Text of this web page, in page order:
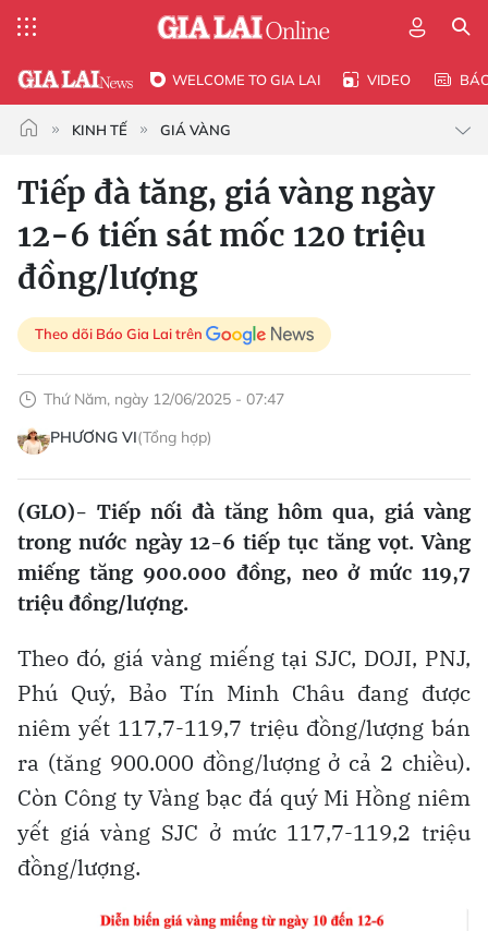
WELCOME TO GIA LAI VIDEO
KINH TẾ GIÁ VÀNG
Tiếp đà tăng, giá vàng ngày
12-6 tiến sát mốc 120 triệu
đồng/lượng
Theo dõi Báo Gia Lai trên
Thứ Năm, ngày 12/06/2025 - 07:47
PHƯƠNG VI(Tổng hợp)
(GLO)- Tiếp nối đà tăng hôm qua, giá vàng
trong nước ngày 12-6 tiếp tục tăng vọt. Vàng
miếng tăng 900.000 đồng, neo ở mức 119,7
triệu đồng/lượng.
Theo đó, giá vàng miếng tại SJC, DOJI, PNJ,
Phú Quý, Bảo Tín Minh Châu đang được
niêm yết 117,7-119,7 triệu đồng/lượng bán
ra (tăng 900.000 đồng/lượng ở cả 2 chiều).
Còn Công ty Vàng bạc đá quý Mi Hồng niêm
yết giá vàng SJC ở mức 117,7-119,2 triệu
đồng/lượng.